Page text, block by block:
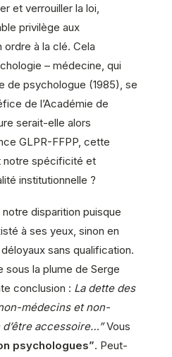
et verrouiller la loi,
privilège aux
à la clé. Cela
– médecine, qui
de psychologue (1985), se
de l’Académie de
serait-elle alors
GLPR-FFPP, cette
notre spécificité et
institutionnelle ?
disparition puisque
à ses yeux, sinon en
sans qualification.
sous la plume de Serge
conclusion : La dette des
médecins et non-
accessoire…”Vous
psychologues”. Peut-